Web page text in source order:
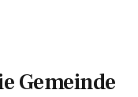
Gemeinde